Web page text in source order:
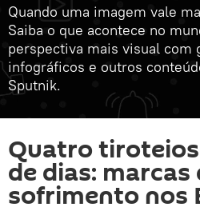
Quando uma imagem vale
Saiba o que acontece no
perspectiva mais visual com
infográficos e outros
Sputnik.
Quatro
de dias: marcas
sofrimento nos